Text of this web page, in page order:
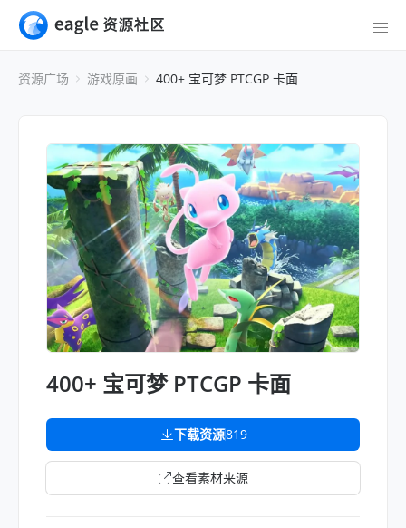
资源广场 游戏原画 400+ 宝可梦 PTCGP 卡面
400+ 宝可梦 PTCGP 卡面
下载资源819
查看素材来源